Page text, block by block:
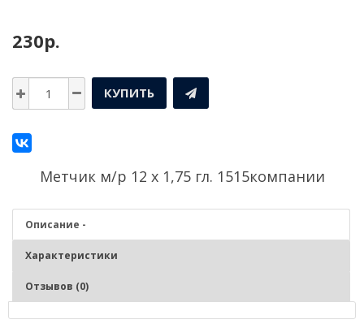
230р.
КУПИТЬ
Метчик м/р 12 х 1,75 гл. 1515компании
Описание -
Характеристики
Отзывов (0)